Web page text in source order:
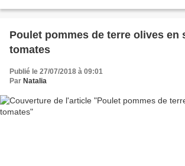
Poulet pommes de terre olives en
tomates
Publié le 27/07/2018 à 09:01
Par Natalia